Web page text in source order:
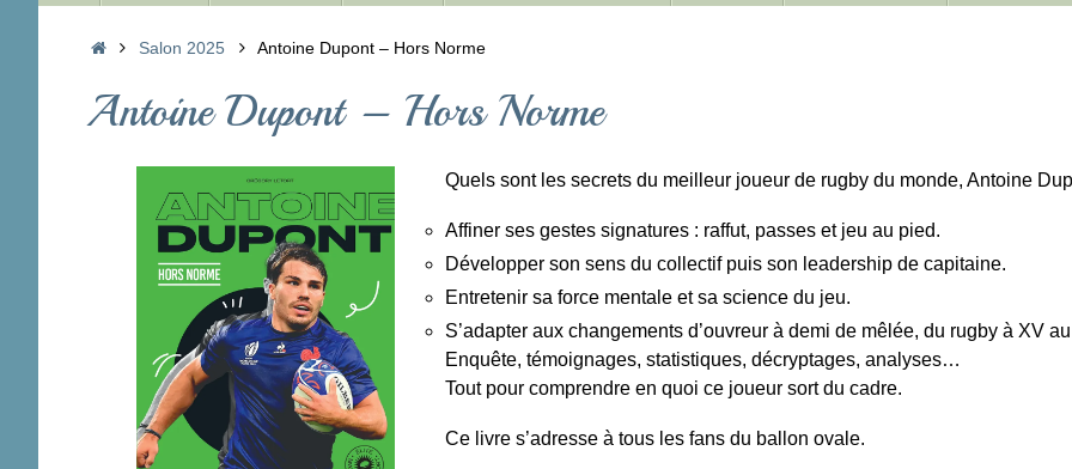
AccueilSalon 2025 Antoine Dupont – Hors Norme
Antoine Dupont – Hors Norme
Quels sont les secrets du meilleur joueur de rugby du monde, Antoine
Affiner ses gestes signatures : raffut, passes et jeu au pied.
Développer son sens du collectif puis son leadership de capitaine.
Entretenir sa force mentale et sa science du jeu.
S’adapter aux changements d’ouvreur à demi de mêlée, du rugby à XV
Enquête, témoignages, statistiques, décryptages, analyses…
Tout pour comprendre en quoi ce joueur sort du cadre.
Ce livre s’adresse à tous les fans du ballon ovale.